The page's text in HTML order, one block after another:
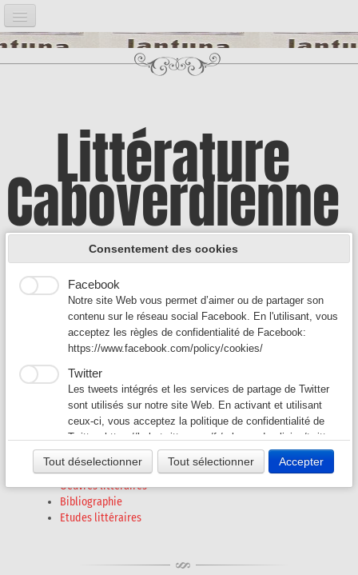
Accueil
Introduction
Illustrations▼
Auteurs A▼
Auteurs B - C▼
Auteurs D-F▼
Auteurs G-L ▼
Auteurs M-O▼
Auteurs P - S▼
Auteurs T - V▼
Littérature
Caboverdienne
A la découverte d'une culture encore
méconnue
Joao LOPES dos Santos
(1894 - 1979)
Biographie
Oeuvres littéraires
Bibliographie
Etudes littéraires
Consentement des cookies
Google Analytics
Google Analytics est un service utilisé sur notre site Web
qui permet de suivre, de signaler le trafic et de mesurer la
manière dont les utilisateurs interagissent avec le contenu
de notre site Web afin de l’améliorer et de fournir de
Facebook
Notre site Web vous permet d’aimer ou de partager son
contenu sur le réseau social Facebook. En l'utilisant, vous
acceptez les règles de confidentialité de Facebook:
https://www.facebook.com/policy/cookies/
Twitter
Les tweets intégrés et les services de partage de Twitter
sont utilisés sur notre site Web. En activant et utilisant
ceux-ci, vous acceptez la politique de confidentialité de
Twitter:https://help.twitter.com/fr/rules-and-policies/twitter-
cookies
Tout déselectionner Tout sélectionner Accepter